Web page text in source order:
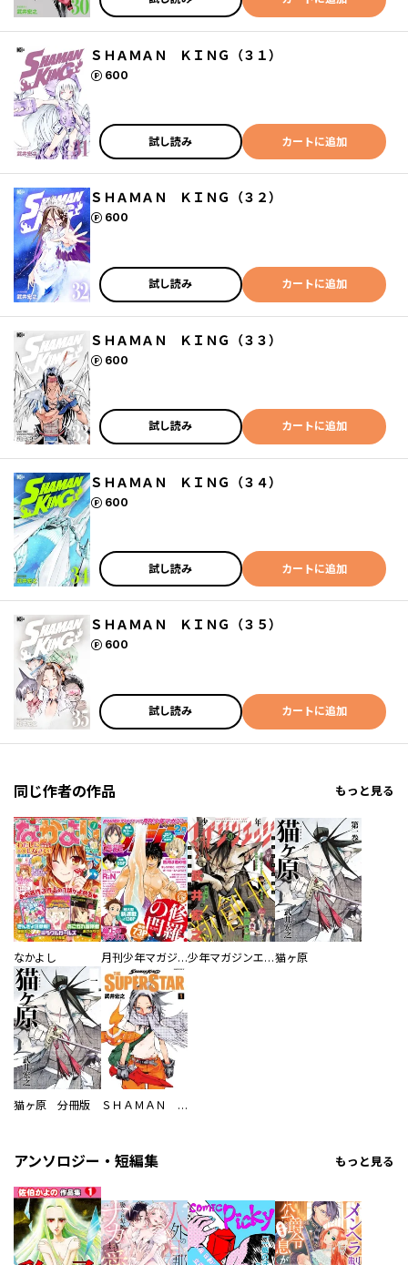
ＳＨＡＭＡＮ ＫＩＮＧ（３１）
600
ポイント
試し読み カートに追加
ＳＨＡＭＡＮ ＫＩＮＧ（３２）
600
ポイント
試し読み カートに追加
ＳＨＡＭＡＮ ＫＩＮＧ（３３）
600
ポイント
試し読み カートに追加
ＳＨＡＭＡＮ ＫＩＮＧ（３４）
600
ポイント
試し読み カートに追加
ＳＨＡＭＡＮ ＫＩＮＧ（３５）
600
ポイント
試し読み カートに追加
同じ作者の作品 もっと見る
なかよし 月刊少年マガジン 少年マガジンエッジ猫ヶ原
猫ヶ原 分冊版 ＳＨＡＭＡＮ ＫＩＮＧ ＴＨＥ ＳＵＰＥＲ ＳＴＡＲ
アンソロジー・短編集 もっと見る